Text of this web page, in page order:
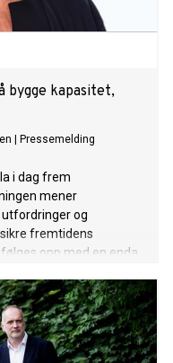
bygge kapasitet,
Pressemelding
i dag frem
mener
og
fremtidens
opp med en enda